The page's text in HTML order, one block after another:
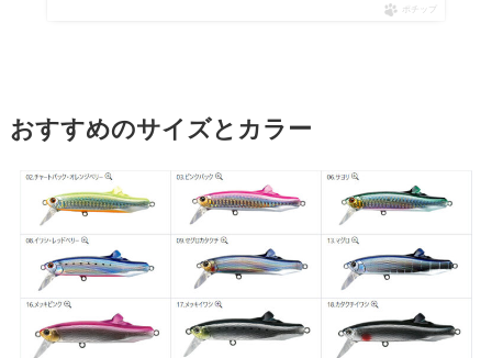
ポチップ
おすすめのサイズとカラー